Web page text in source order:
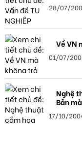
28/07/
Về VN
01/07/
Nghệ
Bản
17/10/